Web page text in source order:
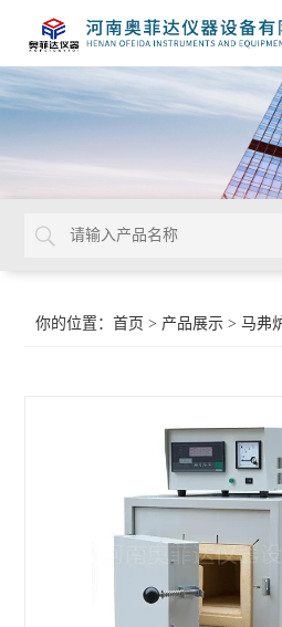
你的位置：首页 > 产品展示 >马弗